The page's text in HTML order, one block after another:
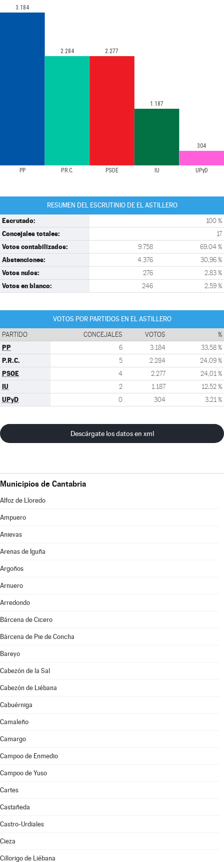
PP P.R.C. PSOE IU UPyD
3.184
2.284 2.277
1.187
304
RESUMEN DEL ESCRUTINIO DE EL ASTILLERO
Escrutado: 100 %
Concejales totales: 17
Votos contabilizados: 9.758 69,04 %
Abstenciones: 4.376 30,96 %
Votos nulos: 276 2,83 %
Votos en blanco: 246 2,59 %
VOTOS POR PARTIDOS EN EL ASTILLERO
PARTIDO CONCEJALES VOTOS %
PP 6 3.184 33,58 %
P.R.C. 5 2.284 24,09 %
PSOE 4 2.277 24,01 %
IU 2 1.187 12,52 %
UPyD 0 304 3,21 %
Descárgate los datos en xml
Municipios de Cantabria
Alfoz de Lloredo
Ampuero
Anievas
Arenas de Iguña
Argoños
Arnuero
Arredondo
Bárcena de Cicero
Bárcena de Pie de Concha
Bareyo
Cabezón de la Sal
Cabezón de Liébana
Cabuérniga
Camaleño
Camargo
Campoo de Enmedio
Campoo de Yuso
Cartes
Castañeda
Castro-Urdiales
Cieza
Cillorigo de Liébana